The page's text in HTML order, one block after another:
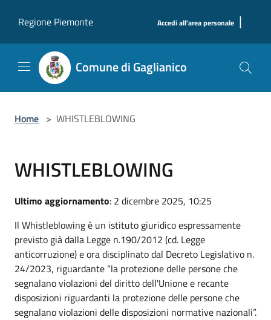
Regione Piemonte
Accedi all'area personale |
Comune di Gaglianico
Home > WHISTLEBLOWING
WHISTLEBLOWING
Ultimo aggiornamento: 2 dicembre 2025, 10:25
Il Whistleblowing è un istituto giuridico espressamente
previsto già dalla Legge n.190/2012 (cd. Legge
anticorruzione) e ora disciplinato dal Decreto Legislativo n.
24/2023, riguardante “la protezione delle persone che
segnalano violazioni del diritto dell'Unione e recante
disposizioni riguardanti la protezione delle persone che
segnalano violazioni delle disposizioni normative nazionali”.